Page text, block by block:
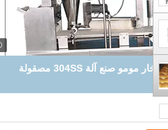
بنكهة فول مونج مع محول دلتا